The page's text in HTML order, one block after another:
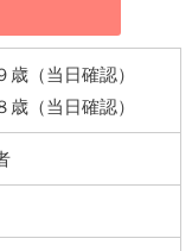
歳（当日確認）
歳（当日確認）